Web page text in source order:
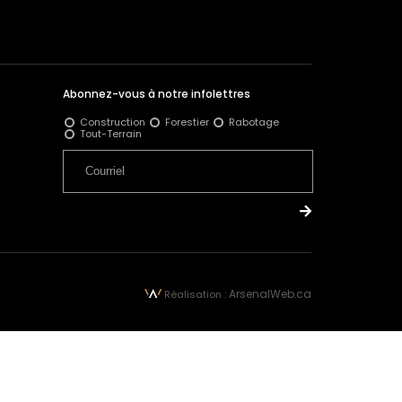
Abonnez-vous à notre infolettres
Construction Forestier
Rabotage
Tout-Terrain
Réalisation :ArsenalWeb.ca